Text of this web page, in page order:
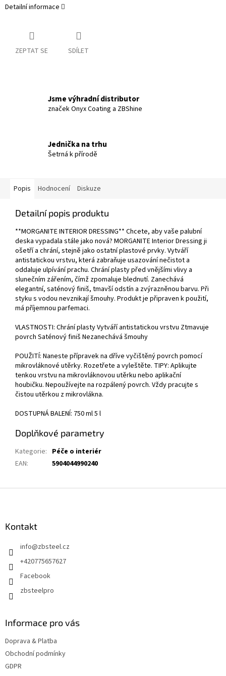
Detailní informace
ZEPTAT SE SDÍLET
Jsme výhradní distributor
značek Onyx Coating a ZBShine
Jednička na trhu
Šetrná k přírodě
Popis Hodnocení Diskuze
Detailní popis produktu
**MORGANITE INTERIOR DRESSING** Chcete, aby vaše palubní
deska vypadala stále jako nová? MORGANITE Interior Dressing ji
ošetří a chrání, stejně jako ostatní plastové prvky. Vytváří
antistatickou vrstvu, která zabraňuje usazování nečistot a
oddaluje ulpívání prachu. Chrání plasty před vnějšími vlivy a
slunečním zářením, čímž zpomaluje blednutí. Zanechává
elegantní, saténový finiš, tmavší odstín a zvýrazněnou barvu. Při
styku s vodou nevznikají šmouhy. Produkt je připraven k použití,
má příjemnou parfemaci.
VLASTNOSTI: Chrání plasty Vytváří antistatickou vrstvu Ztmavuje
povrch Saténový finiš Nezanechává šmouhy
POUŽITÍ: Naneste přípravek na dříve vyčištěný povrch pomocí
mikrovláknové utěrky. Rozetřete a vyleštěte. TIPY: Aplikujte
tenkou vrstvu na mikrovláknovou utěrku nebo aplikační
houbičku. Nepoužívejte na rozpálený povrch. Vždy pracujte s
čistou utěrkou z mikrovlákna.
DOSTUPNÁ BALENÍ: 750 ml 5 l
Doplňkové parametry
Kategorie: Péče o interiér
EAN: 5904044990240
Kontakt
info@zbsteel.cz
+420775657627
Facebook
zbsteelpro
Informace pro vás
Doprava & Platba
Obchodní podmínky
GDPR